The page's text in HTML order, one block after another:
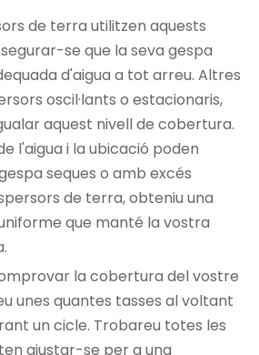
de terra utilitzen aquests
se que la seva gespa
d'aigua a tot arreu. Altres
oscil·lants o estacionaris,
aquest nivell de cobertura.
l'aigua i la ubicació poden
seques o amb excés
de terra, obteniu una
que manté la vostra
la cobertura del vostre
unes quantes tasses al voltant
un cicle. Trobareu totes les
ajustar-se per a una